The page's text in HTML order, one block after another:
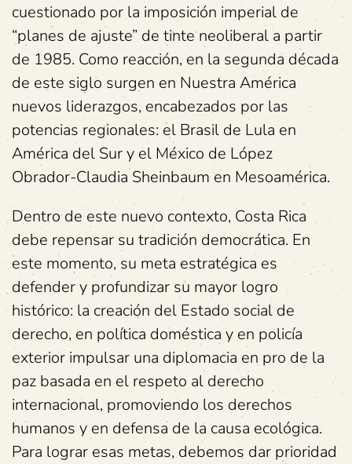
cuestionado por la imposición imperial de
“planes de ajuste” de tinte neoliberal a partir
de 1985. Como reacción, en la segunda década
de este siglo surgen en Nuestra América
nuevos liderazgos, encabezados por las
potencias regionales: el Brasil de Lula en
América del Sur y el México de López
Obrador-Claudia Sheinbaum en Mesoamérica.
Dentro de este nuevo contexto, Costa Rica
debe repensar su tradición democrática. En
este momento, su meta estratégica es
defender y profundizar su mayor logro
histórico: la creación del Estado social de
derecho, en política doméstica y en policía
exterior impulsar una diplomacia en pro de la
paz basada en el respeto al derecho
internacional, promoviendo los derechos
humanos y en defensa de la causa ecológica.
Para lograr esas metas, debemos dar prioridad